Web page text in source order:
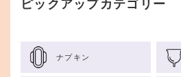
ピックアップカテゴリー
ナプキン